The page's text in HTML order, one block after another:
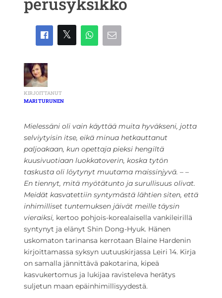
KIRJOITTANUT
MARI TURUNEN
Mielessäni oli vain käyttää muita hyväkseni, jotta
selviytyisin itse, eikä minua hetkauttanut
paljoakaan, kun opettaja pieksi hengiltä
kuusivuotiaan luokkatoverin, koska tytön
taskusta oli löytynyt muutama maissinjyvä. – –
En tiennyt, mitä myötätunto ja surullisuus olivat.
Meidät kasvatettiin syntymästä lähtien siten, että
inhimilliset tuntemuksen jäivät meille täysin
vieraiksi, kertoo pohjois-korealaisella vankileirillä
syntynyt ja elänyt Shin Dong-Hyuk. Hänen
uskomaton tarinansa kerrotaan Blaine Hardenin
kirjoittamassa syksyn uutuuskirjassa Leiri 14. Kirja
on samalla jännittävä pakotarina, kipeä
kasvukertomus ja lukijaa ravisteleva herätys
suljetun maan epäinhimillisyydestä.